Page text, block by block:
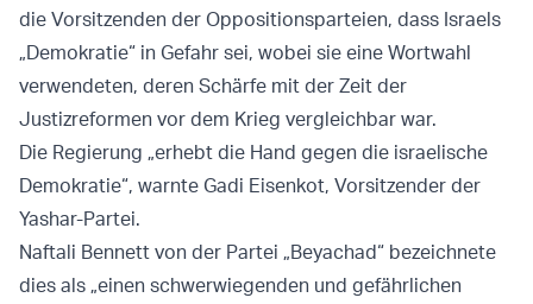
die Vorsitzenden der Oppositionsparteien, dass Israels
„Demokratie“ in Gefahr sei, wobei sie eine Wortwahl
verwendeten, deren Schärfe mit der Zeit der
Justizreformen vor dem Krieg vergleichbar war.
Die Regierung „erhebt die Hand gegen die israelische
Demokratie“, warnte Gadi Eisenkot, Vorsitzender der
Yashar-Partei.
Naftali Bennett von der Partei „Beyachad“ bezeichnete
dies als „einen schwerwiegenden und gefährlichen